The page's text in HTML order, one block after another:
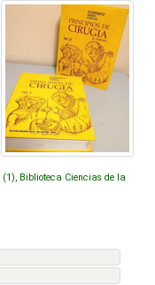
] (1), Biblioteca Ciencias de la